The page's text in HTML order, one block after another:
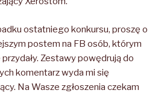
ostatniego konkursu, proszę o
postem na FB osób, którym
Zestawy powędrują do
komentarz wyda mi się
Na Wasze zgłoszenia czekam